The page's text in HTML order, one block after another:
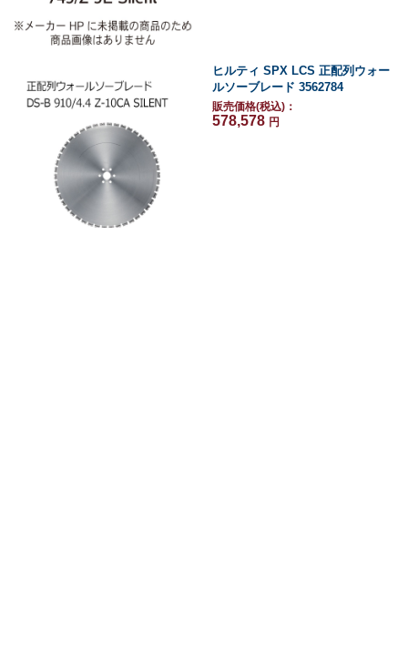
ヒルティ SPX LCS 正配列ウォー
ルソーブレード 3562784
販売価格(税込)：
578,578 円